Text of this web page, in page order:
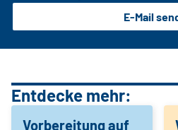
E-Mail
Entdecke mehr:
Vorbereitung auf